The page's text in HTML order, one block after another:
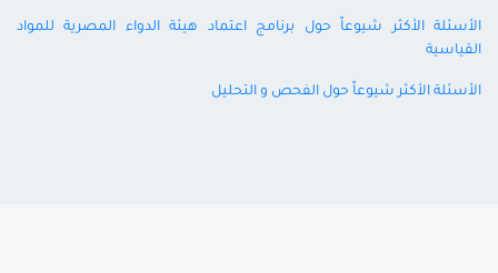
الأسئلة الأكثر شيوعاً حول برنامج اعتماد هيئة الدواء المصرية للمواد
القياسية
الأسئلة الأكثر شيوعاً حول الفحص و التحليل